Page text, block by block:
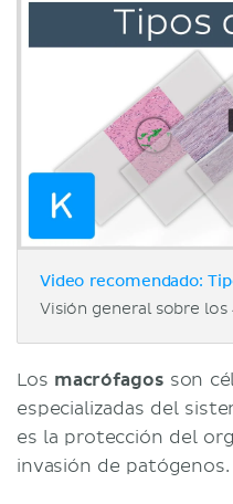
Video recomendado:
Visión general sobre
Los macrófagos son
especializadas del
es la protección del
invasión de patógenos.